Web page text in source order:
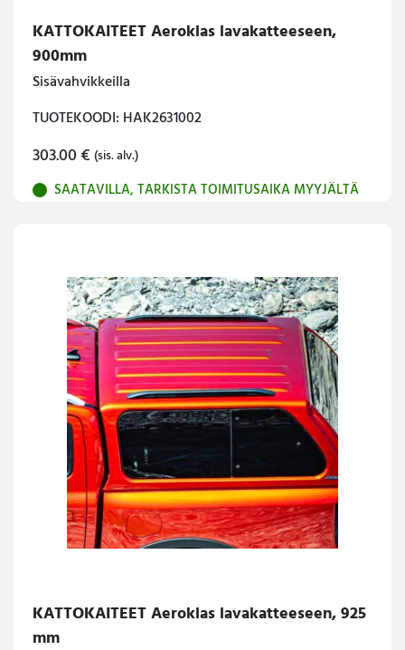
KATTOKAITEET Aeroklas lavakatteeseen,
900mm
Sisävahvikkeilla
TUOTEKOODI: HAK2631002
303.00€ (sis. alv.)
SAATAVILLA, TARKISTA TOIMITUSAIKA MYYJÄLTÄ
KATTOKAITEET Aeroklas lavakatteeseen, 925
mm